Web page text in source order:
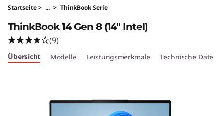
B
o
o
Startseite > ... > ThinkBook Serie
ThinkBook 14 Gen 8 (14" Intel)
(9)
Übersicht Modelle Leistungsmerkmale Technische Daten